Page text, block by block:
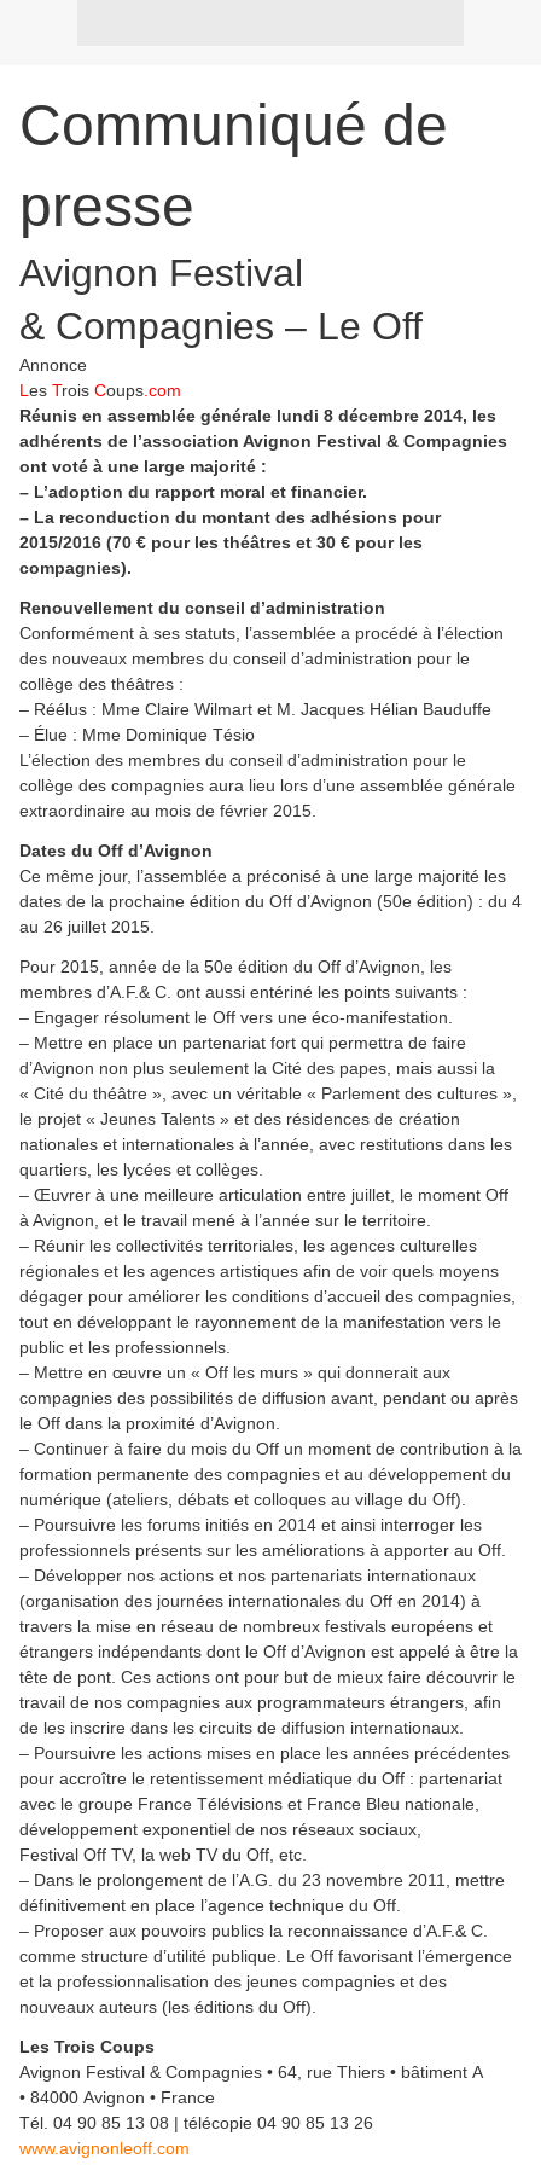
Communiqué de
presse
Avignon Festival
& Compagnies – Le Off
Annonce
L es Trois Coups .com
Réunis en assemblée générale lundi 8 décembre 2014, les
adhérents de l’association Avignon Festival & Compagnies
ont voté à une large majorité :
– L’adoption du rapport moral et financier.
– La reconduction du montant des adhésions pour
2015/2016 (70 € pour les théâtres et 30 € pour les
compagnies).
Renouvellement du conseil d’administration
Conformément à ses statuts, l’assemblée a procédé à l’élection
des nouveaux membres du conseil d’administration pour le
collège des théâtres :
– Réélus : Mme Claire Wilmart et M. Jacques Hélian Bauduffe
– Élue : Mme Dominique Tésio
L’élection des membres du conseil d’administration pour le
collège des compagnies aura lieu lors d’une assemblée générale
extraordinaire au mois de février 2015.
Dates du Off d’Avignon
Ce même jour, l’assemblée a préconisé à une large majorité les
dates de la prochaine édition du Off d’Avignon (50e édition) : du 4
au 26 juillet 2015.
Pour 2015, année de la 50e édition du Off d’Avignon, les
membres d’A.F.& C. ont aussi entériné les points suivants :
– Engager résolument le Off vers une éco-manifestation.
– Mettre en place un partenariat fort qui permettra de faire
d’Avignon non plus seulement la Cité des papes, mais aussi la
« Cité du théâtre », avec un véritable « Parlement des cultures »,
le projet « Jeunes Talents » et des résidences de création
nationales et internationales à l’année, avec restitutions dans les
quartiers, les lycées et collèges.
– Œuvrer à une meilleure articulation entre juillet, le moment Off
à Avignon, et le travail mené à l’année sur le territoire.
– Réunir les collectivités territoriales, les agences culturelles
régionales et les agences artistiques afin de voir quels moyens
dégager pour améliorer les conditions d’accueil des compagnies,
tout en développant le rayonnement de la manifestation vers le
public et les professionnels.
– Mettre en œuvre un « Off les murs » qui donnerait aux
compagnies des possibilités de diffusion avant, pendant ou après
le Off dans la proximité d’Avignon.
– Continuer à faire du mois du Off un moment de contribution à la
formation permanente des compagnies et au développement du
numérique (ateliers, débats et colloques au village du Off).
– Poursuivre les forums initiés en 2014 et ainsi interroger les
professionnels présents sur les améliorations à apporter au Off.
– Développer nos actions et nos partenariats internationaux
(organisation des journées internationales du Off en 2014) à
travers la mise en réseau de nombreux festivals européens et
étrangers indépendants dont le Off d’Avignon est appelé à être la
tête de pont. Ces actions ont pour but de mieux faire découvrir le
travail de nos compagnies aux programmateurs étrangers, afin
de les inscrire dans les circuits de diffusion internationaux.
– Poursuivre les actions mises en place les années précédentes
pour accroître le retentissement médiatique du Off : partenariat
avec le groupe France Télévisions et France Bleu nationale,
développement exponentiel de nos réseaux sociaux,
Festival Off TV, la web TV du Off, etc.
– Dans le prolongement de l’A.G. du 23 novembre 2011, mettre
définitivement en place l’agence technique du Off.
– Proposer aux pouvoirs publics la reconnaissance d’A.F.& C.
comme structure d’utilité publique. Le Off favorisant l’émergence
et la professionnalisation des jeunes compagnies et des
nouveaux auteurs (les éditions du Off).
Les Trois Coups
Avignon Festival & Compagnies • 64, rue Thiers • bâtiment A
• 84000 Avignon • France
Tél. 04 90 85 13 08 | télécopie 04 90 85 13 26
www.avignonleoff.com